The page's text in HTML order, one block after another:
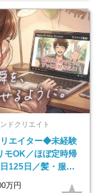
ドクリエイト
エイター◆未経験
モOK／ほぼ定時帰
125日／髪・服・
副業OK
万円